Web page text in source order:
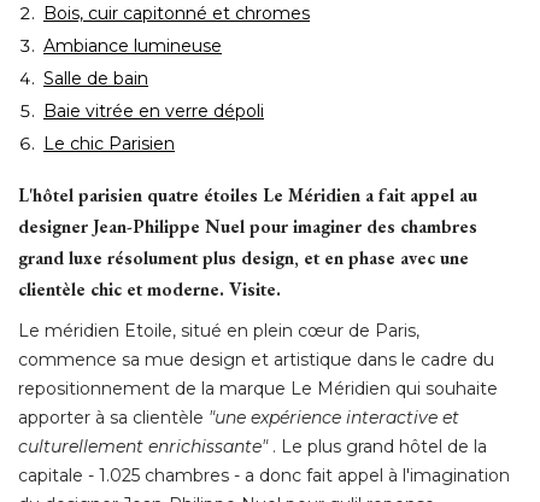
Bois, cuir capitonné et chromes
Ambiance lumineuse
Salle de bain
Baie vitrée en verre dépoli
Le chic Parisien
L'hôtel parisien quatre étoiles Le Méridien a fait appel au
designer Jean-Philippe Nuel pour imaginer des chambres
grand luxe résolument plus design, et en phase avec une
clientèle chic et moderne. Visite.
Le méridien Etoile, situé en plein cœur de Paris,
commence sa mue design et artistique dans le cadre du
repositionnement de la marque Le Méridien qui souhaite
apporter à sa clientèle "une expérience interactive et
culturellement enrichissante" . Le plus grand hôtel de la
capitale - 1.025 chambres - a donc fait appel à l'imagination